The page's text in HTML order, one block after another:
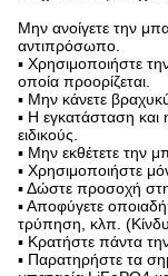
Μην ανοίγετε την
αντιπρόσωπο.
▪ Χρησιμοποιήστε
οποία προορίζεται.
▪ Μην κάνετε
▪ Η εγκατάσταση και
ειδικούς.
▪ Μην εκθέτετε την
▪ Χρησιμοποιήστε
▪ Δώστε προσοχή
▪ Αποφύγετε
τρύπηση, κλπ.
▪ Κρατήστε πάντα
▪ Παρατηρήστε τα